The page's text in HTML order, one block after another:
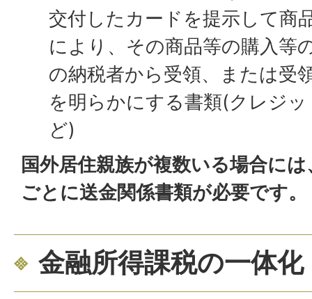
交付したカードを提示して商
により、その商品等の購入等
の納税者から受領、または受
を明らかにする書類(クレジ
ど)
国外居住親族が複数いる場合に
ごとに送金関係書類が必要です。
金融所得課税の一体化